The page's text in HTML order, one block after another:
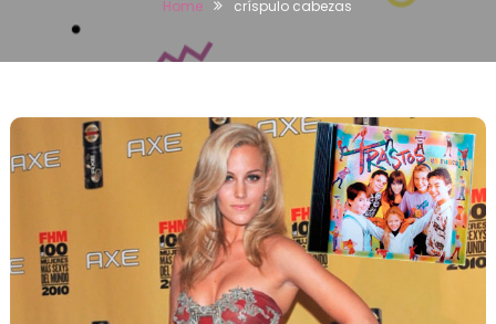
Home críspulo cabezas